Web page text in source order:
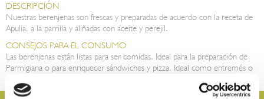
DESCRIPCIÓN
Nuestras berenjenas son frescas y preparadas de acuerdo con la receta de
Apulia, a la parrilla y aliñadas con aceite y perejil.
CONSEJOS PARA EL CONSUMO
Las berenjenas están listas para ser comidas. Ideal para la preparación de
Parmigiana o para enriquecer sándwiches y pizza. Ideal como entremés o